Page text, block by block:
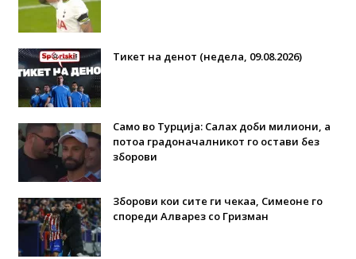
Тикет на денот (недела, 09.08.2026)
Само во Турција: Салах доби милиони, а
потоа градоначалникот го остави без
зборови
Зборови кои сите ги чекаа, Симеоне го
спореди Алварез со Гризман